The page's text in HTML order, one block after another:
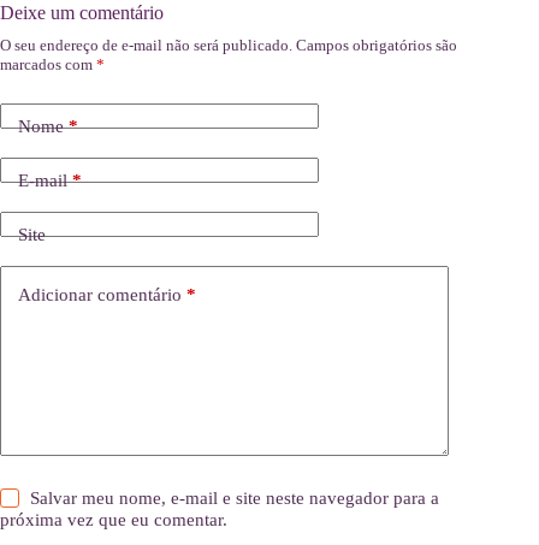
Deixe um comentário
O seu endereço de e-mail não será publicado. Campos obrigatórios são
marcados com *
Nome*
E-mail*
Site
Adicionar comentário *
Salvar meu nome, e-mail e site neste navegador para a
próxima vez que eu comentar.